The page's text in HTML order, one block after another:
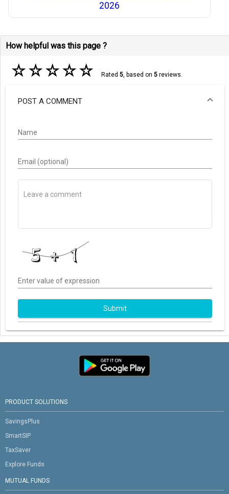
2026
How helpful was this page ?
☆☆☆☆☆ Rated 5, based on 5reviews.
POST A COMMENT
Name
Email (optional)
Enter value of expression
Submit
PRODUCT SOLUTIONS
SavingsPlus
SmartSIP
TaxSaver
Explore Funds
MUTUAL FUNDS